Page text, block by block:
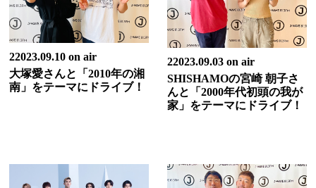
22023.09.10 on air
大塚愛さんと「2010年の湘
南」をテーマにドライブ！
22023.09.03 on air
SHISHAMOの宮崎 朝子さ
んと「2000年代初頭の我が
家」をテーマにドライブ！